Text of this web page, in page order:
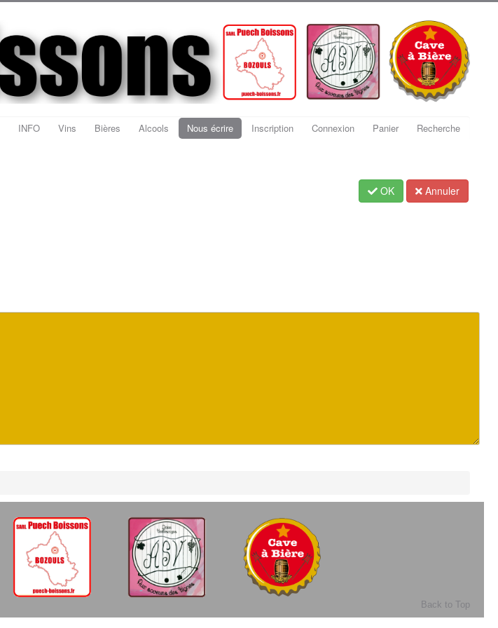
INFO Vins Bières Alcools Nous écrire Inscription Connexion Panier Recherche
OK Annuler
Back to Top